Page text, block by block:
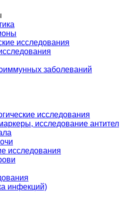
исследования
заболеваний
исследования
исследование антител
исследования
инфекций)